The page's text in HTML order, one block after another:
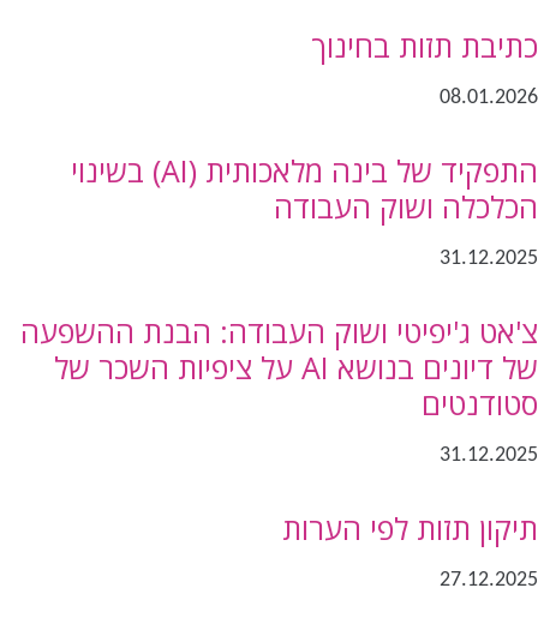
כתיבת תזות בחינוך
08.01.2026
התפקיד של בינה מלאכותית (AI) בשינוי
הכלכלה ושוק העבודה
31.12.2025
צ'אט ג'יפיטי ושוק העבודה: הבנת ההשפעה
של דיונים בנושא AI על ציפיות השכר של
סטודנטים
31.12.2025
תיקון תזות לפי הערות
27.12.2025